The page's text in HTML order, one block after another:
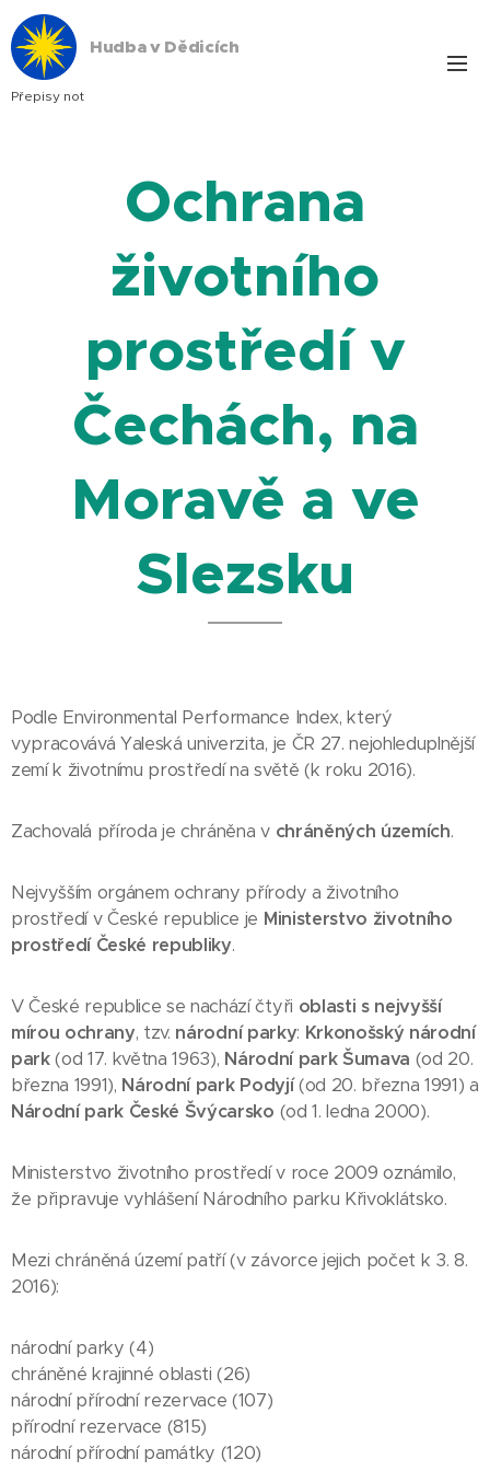
Hudba v Dědicích
Přepisy not
Ochrana
životního
prostředí v
Čechách, na
Moravě a ve
Slezsku
Podle Environmental Performance Index, který
vypracovává Yaleská univerzita, je ČR 27. nejohleduplnější
zemí k životnímu prostředí na světě (k roku 2016).
Zachovalá příroda je chráněna v chráněných územích.
Nejvyšším orgánem ochrany přírody a životního
prostředí v České republice je Ministerstvo životního
prostředí České republiky.
V České republice se nachází čtyři oblasti s nejvyšší
mírou ochrany, tzv. národní parky: Krkonošský národní
park(od 17. května 1963), Národní park Šumava (od 20.
března 1991), Národní park Podyjí(od 20. března 1991) a
Národní park České Švýcarsko (od 1. ledna 2000).
Ministerstvo životního prostředí v roce 2009 oznámilo,
že připravuje vyhlášení Národního parku Křivoklátsko.
Mezi chráněná území patří (v závorce jejich počet k 3. 8.
2016):
národní parky (4)
chráněné krajinné oblasti (26)
národní přírodní rezervace (107)
přírodní rezervace (815)
národní přírodní památky (120)